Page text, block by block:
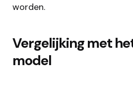
worden.
Vergelijking met
model